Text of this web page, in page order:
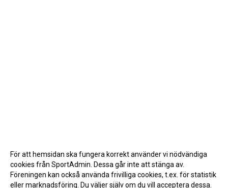
För att hemsidan ska fungera korrekt använder vi nödvändiga
cookies från SportAdmin. Dessa går inte att stänga av.
Föreningen kan också använda frivilliga cookies, t.ex. för statistik
eller marknadsföring. Du väljer själv om du vill acceptera dessa.